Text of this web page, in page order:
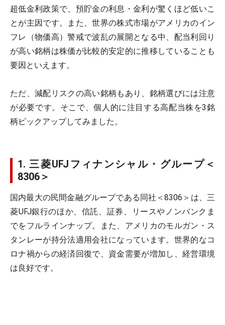
超低金利政策で、預貯金の利息・金利が驚くほど低いこ
とが主因です。また、世界の株式市場がアメリカのイン
フレ（物価高）警戒で波乱の展開となる中、配当利回り
が高い銘柄は株価が比較的安定的に推移していることも
要因といえます。
ただ、減配リスクの高い銘柄もあり、銘柄選びには注意
が必要です。そこで、個人的に注目する高配当株を3銘
柄ピックアップしてみました。
1. 三菱UFJフィナンシャル・グループ＜
8306＞
国内最大の民間金融グループである同社＜8306＞は、三
菱UFJ銀行のほか、信託、証券、リースやノンバンクま
でをフルラインナップ。また、アメリカのモルガン・ス
タンレーが持分法適用会社になっています。世界的なコ
ロナ禍からの経済回復で、資金需要が増加し、経営環境
は良好です。